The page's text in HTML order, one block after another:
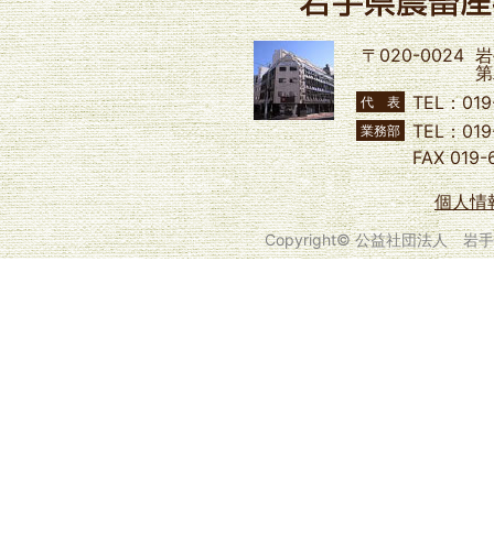
〒020-0024
代 表 TEL：
業務部
TEL：
FAX
個人情
Copyright© 公益社団法人 岩手